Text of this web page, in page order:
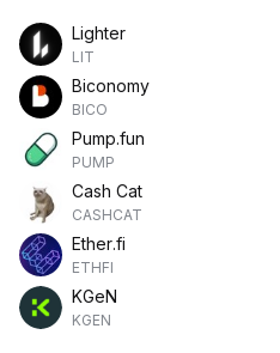
Lighter
LIT
Biconomy
BICO
Pump.fun
PUMP
Cash Cat
CASHCAT
Ether.fi
ETHFI
KGeN
KGEN